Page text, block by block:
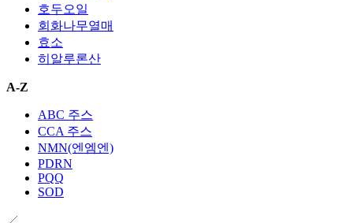
호두오일
회화나무열매
효소
히알루론산
A-Z
ABC 주스
CCA 주스
NMN(엔엠엔)
PDRN
PQQ
SOD